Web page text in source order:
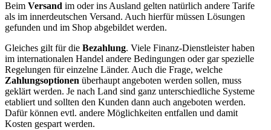
Beim Versand im oder ins Ausland gelten natürlich andere Tarife
als im innerdeutschen Versand. Auch hierfür müssen Lösungen
gefunden und im Shop abgebildet werden.
Gleiches gilt für die Bezahlung. Viele Finanz-Dienstleister haben
im internationalen Handel andere Bedingungen oder gar spezielle
Regelungen für einzelne Länder. Auch die Frage, welche
Zahlungsoptionen überhaupt angeboten werden sollen, muss
geklärt werden. Je nach Land sind ganz unterschiedliche Systeme
etabliert und sollten den Kunden dann auch angeboten werden.
Dafür können evtl. andere Möglichkeiten entfallen und damit
Kosten gespart werden.